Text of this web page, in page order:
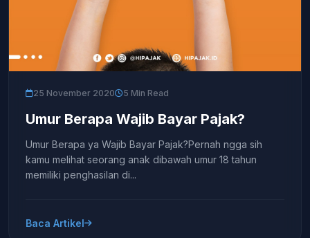
25 November 2020 5 Min Read
Umur Berapa Wajib Bayar Pajak?
Umur Berapa ya Wajib Bayar Pajak?Pernah ngga sih
kamu melihat seorang anak dibawah umur 18 tahun
memiliki penghasilan di...
Baca Artikel